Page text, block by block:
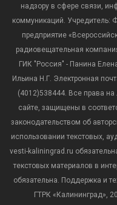
надзору в сфере связи,
коммуникаций. Учредитель:
предприятие
радиовещательная
ГИК "Россия" - Панина
Ильина Н.Г. Электронная
(4012)538444. Все права
сайте, защищены в
законодательством об
использовании текстовых,
vesti-kaliningrad.ru
текстовых материалов в
обязательна. Поддержка и
ГТРК «Калининград»,